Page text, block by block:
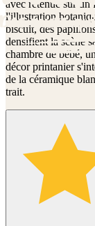
avec retenue sur
l'illustration
biscuit, des
densifient la scène
chambre de bébé,
décor printanier
de la céramique
trait.